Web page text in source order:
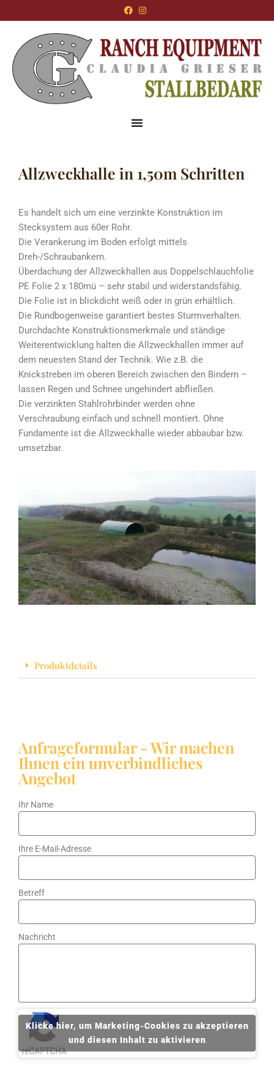
Allzweckhalle in 1,50m Schritten
Es handelt sich um eine verzinkte Konstruktion im
Stecksystem aus 60er Rohr.
Die Verankerung im Boden erfolgt mittels
Dreh-/Schraubankern.
Überdachung der Allzweckhallen aus Doppelschlauchfolie
PE Folie 2 x 180mü – sehr stabil und widerstandsfähig.
Die Folie ist in blickdicht weiß oder in grün erhältlich.
Die Rundbogenweise garantiert bestes Sturmverhalten.
Durchdachte Konstruktionsmerkmale und ständige
Weiterentwicklung halten die Allzweckhallen immer auf
dem neuesten Stand der Technik. Wie z.B. die
Knickstreben im oberen Bereich zwischen den Bindern –
lassen Regen und Schnee ungehindert abfließen.
Die verzinkten Stahlrohrbinder werden ohne
Verschraubung einfach und schnell montiert. Ohne
Fundamente ist die Allzweckhalle wieder abbaubar bzw.
umsetzbar.
Produktdetails
Anfrageformular - Wir machen
Ihnen ein unverbindliches
Angebot
Ihr Name
Ihre E-Mail-Adresse
Betreff
Nachricht
Klicke hier, um Marketing-Cookies zu akzeptieren
und diesen Inhalt zu aktivieren